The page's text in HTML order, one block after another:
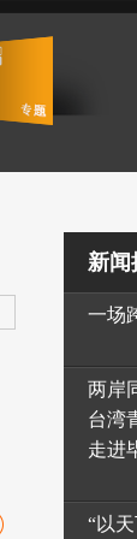
新闻
一场
两岸
台湾
走进
“以